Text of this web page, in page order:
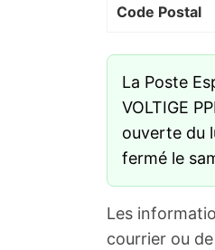
Code Postal
La Poste
VOLTIGE
ouverte du
fermé le
Les
courrier ou